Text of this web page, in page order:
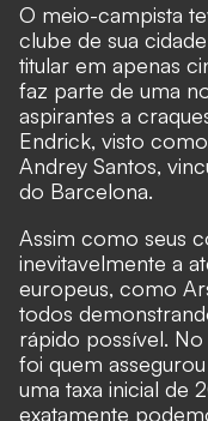
O meio-campista
clube de sua
titular em apenas
faz parte de uma
aspirantes a
Endrick, visto
Andrey Santos,
do Barcelona.
Assim como seus
inevitavelmente a
europeus, como
todos
rápido possível.
foi quem
uma taxa inicial de
exatamente